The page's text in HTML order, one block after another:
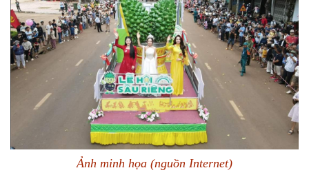
Ảnh minh họa (nguồn Internet)